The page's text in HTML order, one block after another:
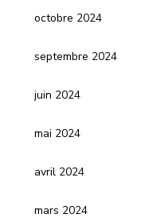
octobre 2024
septembre 2024
juin 2024
mai 2024
avril 2024
mars 2024